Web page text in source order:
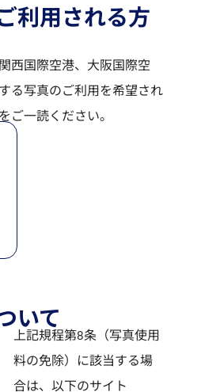
利用される方
西国際空港、大阪国際空
る写真のご利用を希望され
ご一読ください。
いて
上記規程第8条（写真使用
料の免除）に該当する場
合は、以下のサイト